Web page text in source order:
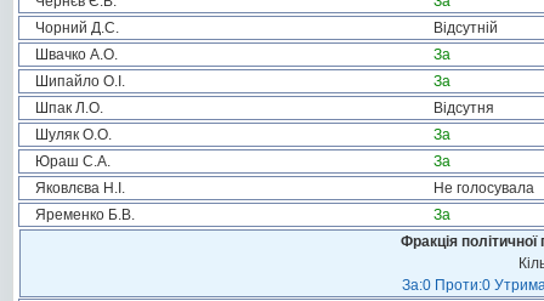
Чорний Д.С.
Відсутній
Швачко А.О.
За
Шипайло О.І.
За
Шпак Л.О.
Відсутня
Шуляк О.О.
За
Юраш С.А.
За
Яковлєва Н.І.
Не голосувала
Яременко Б.В.
За
Фракція
За:0 Проти:0